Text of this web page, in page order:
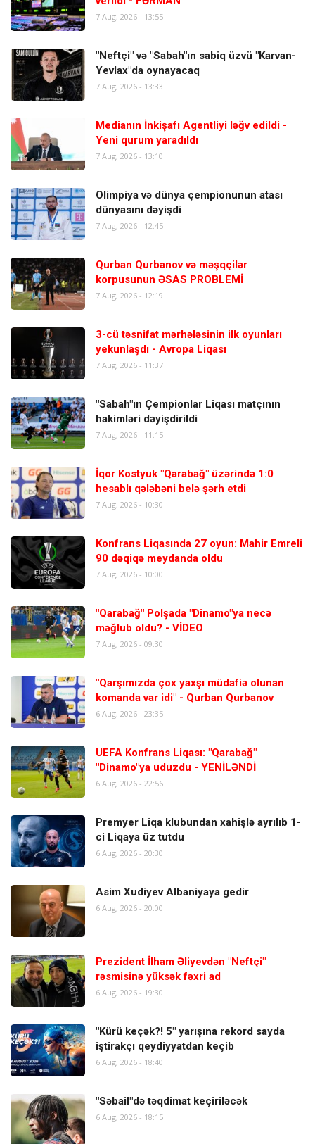
7 Aug, 2026 - 13:55
"Neftçi" və "Sabah"ın sabiq üzvü "Karvan-
Yevlax"da oynayacaq
7 Aug, 2026 - 13:33
Medianın İnkişafı Agentliyi ləğv edildi -
Yeni qurum yaradıldı
7 Aug, 2026 - 13:10
Olimpiya və dünya çempionunun atası
dünyasını dəyişdi
7 Aug, 2026 - 12:45
Qurban Qurbanov və məşqçilər
korpusunun ƏSAS PROBLEMİ
7 Aug, 2026 - 12:19
3-cü təsnifat mərhələsinin ilk oyunları
yekunlaşdı - Avropa Liqası
7 Aug, 2026 - 11:37
"Sabah"ın Çempionlar Liqası matçının
hakimləri dəyişdirildi
7 Aug, 2026 - 11:15
İqor Kostyuk "Qarabağ" üzərində 1:0
hesablı qələbəni belə şərh etdi
7 Aug, 2026 - 10:30
Konfrans Liqasında 27 oyun: Mahir Emreli
90 dəqiqə meydanda oldu
7 Aug, 2026 - 10:00
"Qarabağ" Polşada "Dinamo"ya necə
məğlub oldu? - VİDEO
7 Aug, 2026 - 09:30
"Qarşımızda çox yaxşı müdafiə olunan
komanda var idi" - Qurban Qurbanov
6 Aug, 2026 - 23:35
UEFA Konfrans Liqası: "Qarabağ"
"Dinamo"ya uduzdu - YENİLƏNDİ
6 Aug, 2026 - 22:56
Premyer Liqa klubundan xahişlə ayrılıb 1-
ci Liqaya üz tutdu
6 Aug, 2026 - 20:30
Asim Xudiyev Albaniyaya gedir
6 Aug, 2026 - 20:00
Prezident İlham Əliyevdən "Neftçi"
rəsmisinə yüksək fəxri ad
6 Aug, 2026 - 19:30
"Kürü keçək?! 5" yarışına rekord sayda
iştirakçı qeydiyyatdan keçib
6 Aug, 2026 - 18:40
"Səbail"də təqdimat keçiriləcək
6 Aug, 2026 - 18:15